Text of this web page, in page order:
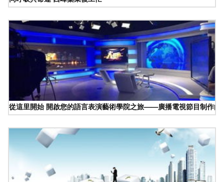
從這里開始 開啟您的語言表演藝術學院之旅——廣播電視節目制作的